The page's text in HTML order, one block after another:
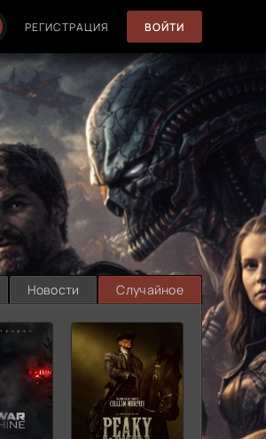
РЕГИСТРАЦИЯ ВОЙТИ
Новости Случайное
7.187